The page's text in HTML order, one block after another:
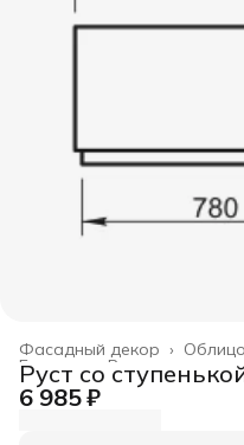
Фасадный декор ›
Весь
Главная ›
Руст со
6 985 ₽